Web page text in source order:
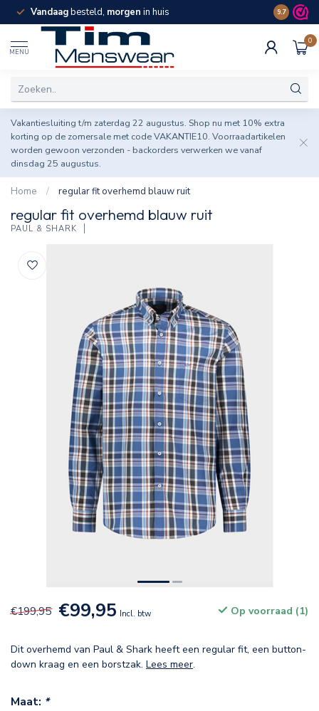
Vandaagbesteld, morgen in huis Spaar
9.7
MENU
0
Vakantiesluiting t/m zaterdag 22 augustus. Shop nu met 10% extra
korting op de zomersale met code VAKANTIE10. Voorraadartikelen
worden gewoon verzonden - backorders verwerken we vanaf
dinsdag 25 augustus.
Home / regular fit overhemd blauw ruit
regular fit overhemd blauw ruit
PAUL & SHARK
€199,95 €99,95 Incl. btw Op voorraad (1)
Dit overhemd van Paul & Shark heeft een regular fit, een button-
down kraag en een borstzak. Lees meer.
Maat: *